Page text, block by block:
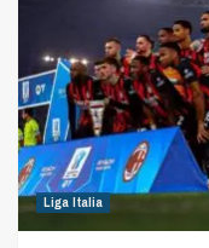
Liga Italia